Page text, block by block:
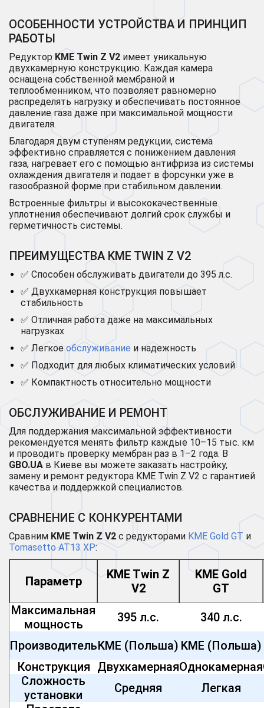
ОСОБЕННОСТИ УСТРОЙСТВА И ПРИНЦИП
РАБОТЫ
РедукторKME Twin Z V2 имеет уникальную
двухкамерную конструкцию. Каждая камера
оснащена собственной мембраной и
теплообменником, что позволяет равномерно
распределять нагрузку и обеспечивать постоянное
давление газа даже при максимальной мощности
двигателя.
Благодаря двум ступеням редукции, система
эффективно справляется с понижением давления
газа, нагревает его с помощью антифриза из системы
охлаждения двигателя и подает в форсунки уже в
газообразной форме при стабильном давлении.
Встроенные фильтры и высококачественные
уплотнения обеспечивают долгий срок службы и
герметичность системы.
ПРЕИМУЩЕСТВА KME TWIN Z V2
✅ Способен обслуживать двигатели до 395 л.с.
✅ Двухкамерная конструкция повышает
стабильность
✅ Отличная работа даже на максимальных
нагрузках
✅ Легкоеобслуживание и надежность
✅ Подходит для любых климатических условий
✅ Компактность относительно мощности
ОБСЛУЖИВАНИЕ И РЕМОНТ
Для поддержания максимальной эффективности
рекомендуется менять фильтр каждые 10–15 тыс. км
и проводить проверку мембран раз в 1–2 года. В
GBO.UA в Киеве вы можете заказать настройку,
замену и ремонт редуктора KME Twin Z V2 с гарантией
качества и поддержкой специалистов.
СРАВНЕНИЕ С КОНКУРЕНТАМИ
Сравним KME Twin Z V2 с редукторами KME Gold GT и
Tomasetto AT13 XP:
Параметр
KME Twin Z
V2
KME Gold
GT
Максимальная
мощность
395 л.с.
340 л.с.
ПроизводительKME (Польша) KME (Польша)
Конструкция ДвухкамернаяОднокамерная
Сложность
установки
Средняя
Легкая